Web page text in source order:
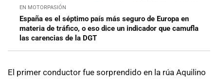
EN MOTORPASIÓN
España es el séptimo país más seguro de Europa en
materia de tráfico, o eso dice un indicador que camufla
las carencias de la DGT
El primer conductor fue sorprendido en la rúa Aquilino